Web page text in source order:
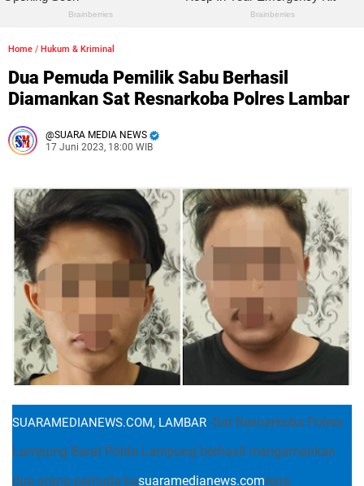
Home / Hukum & Kriminal
Dua Pemuda Pemilik Sabu Berhasil
Diamankan Sat Resnarkoba Polres Lambar
SUARA MEDIA NEWS
17 Juni 2023, 18:00 WIB
SUARAMEDIANEWS.COM, LAMBAR -Sat Resnarkoba Polres
Lampung Barat Polda Lampung berhasil mengamankan
dua orang pemuda kasuaramedianews.comrena